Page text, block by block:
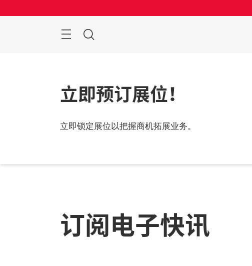
过
菜
搜
立即预订展位！
立即锁定展位以把握商机拓展业务。
订阅电子快讯